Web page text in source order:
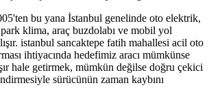
bu yana İstanbul genelinde oto elektrik,
klima, araç buzdolabı ve mobil yol
istanbul sancaktepe fatih mahallesi acil oto
ihtiyacında hedefimiz aracı mümkünse
hale getirmek, mümkün değilse doğru çekici
sürücünün zaman kaybını